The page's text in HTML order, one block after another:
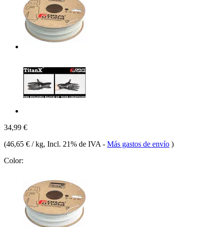
34,99 €
(46,65 € / kg, Incl. 21% de IVA - Más gastos de envío )
Color: